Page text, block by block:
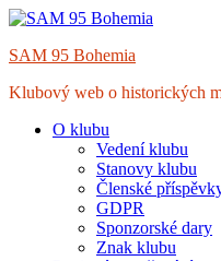
Skip
content
SAM 95 Bohemia
Klubový web o historických
O klubu
Vedení klubu
Stanovy klubu
Členské
GDPR
Sponzorské dary
Znak klubu